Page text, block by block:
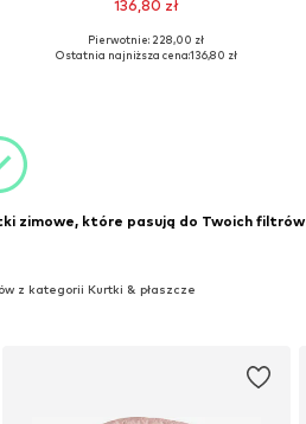
136,80 zł
Dostępne rozmiary: 122
Pierwotnie: 228,00 zł
Ostatnia najniższa cena:136,80 zł
zimowe, które pasują do Twoich filtrów
z kategorii Kurtki & płaszcze